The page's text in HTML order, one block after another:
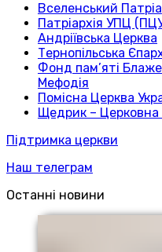
Вселенський
Патріархія УПЦ
Андріївська Церква
Тернопільська
Фонд пам’яті
Мефодія
Помісна Церква
Щедрик – Церковна
Підтримка церкви
Наш телеграм
Останні новини